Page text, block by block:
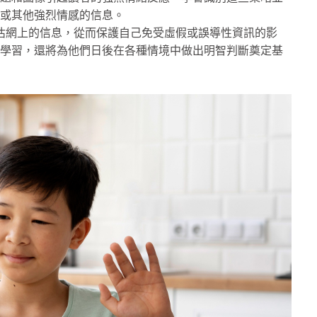
其他強烈情感的信息。
上的信息，從而保護自己免受虛假或誤導性資訊的影
習，還將為他們日後在各種情境中做出明智判斷奠定基